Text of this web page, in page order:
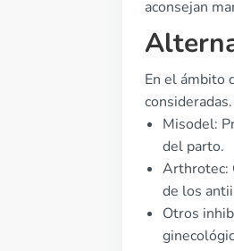
aconsejan
En el ámbito
Misodel:
del parto.
Arthrotec:
de los
Otros